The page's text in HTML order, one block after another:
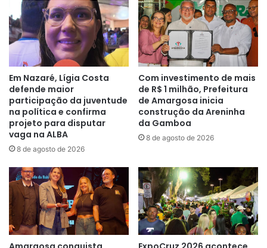
Em Nazaré, Lígia Costa
defende maior
participação da juventude
na política e confirma
projeto para disputar
vaga na ALBA
8 de agosto de 2026
Com investimento de mais
de R$ 1 milhão, Prefeitura
de Amargosa inicia
construção da Areninha
da Gamboa
8 de agosto de 2026